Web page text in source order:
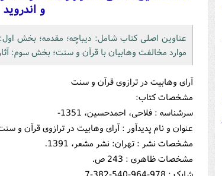
و اندرويد
عناوین اصلی کتاب شامل: دیباچه؛ مقدمه؛ بخش
موارد مخالفت وهابیان با قرآن و سنت؛ بخش سوم:
آرای وهابیت در ترازوی قرآن و سنت
مشخصات کتاب:
سرشناسه : فلاحی، احمدحسین، 1351-
عنوان و نام پدیدآور : آرای وهابیت در ترازوی قرآن و
مشخصات نشر : تهران: نشر مشعر، 1391.
مشخصات ظاهری : 243 ص.